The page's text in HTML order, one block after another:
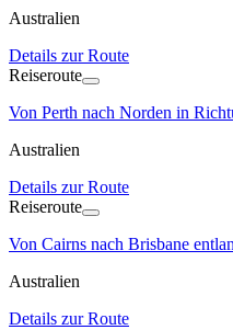
Australien
Details zur Route
Reiseroute
Von Perth nach Norden in
Australien
Details zur Route
Reiseroute
Von Cairns nach Brisbane
Australien
Details zur Route